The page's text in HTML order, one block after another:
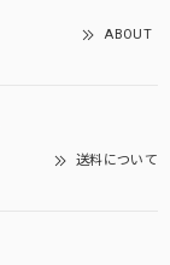
ABOUT
送料について